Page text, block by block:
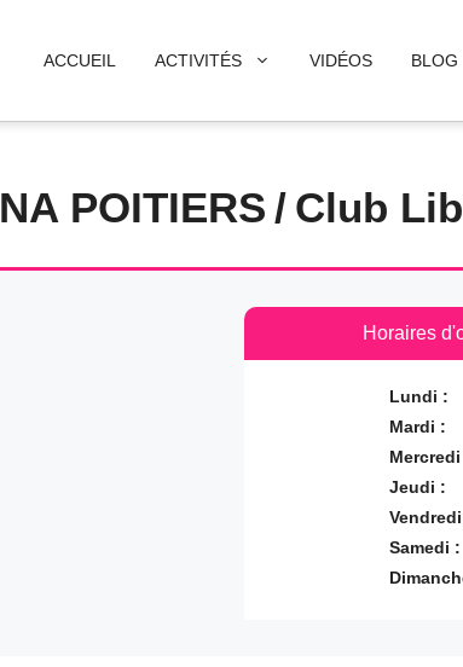
ACCUEIL ACTIVITÉS VIDÉOS BLOG
POITIERS / Club
Horaires
Lundi :
Mardi :
Jeudi :
Samedi :